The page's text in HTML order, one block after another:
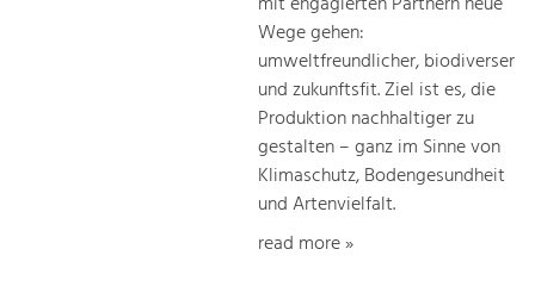
Increase in Regional Value Added.Wege gehen:
umweltfreundlicher, biodiverser
und zukunftsfit. Ziel ist es, die
Produktion nachhaltiger zu
gestalten – ganz im Sinne von
Klimaschutz, Bodengesundheit
und Artenvielfalt.
read more »